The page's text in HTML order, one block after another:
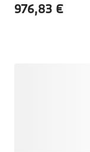
976,83 €